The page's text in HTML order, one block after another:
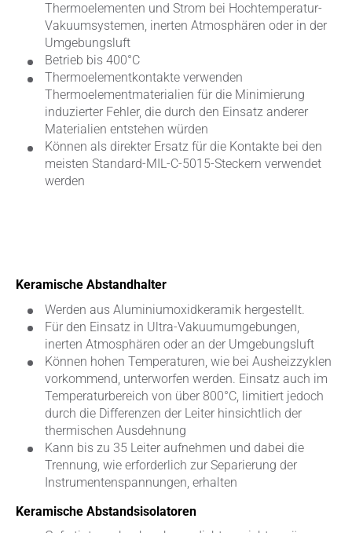
Thermoelementen und Strom bei Hochtemperatur-
Vakuumsystemen, inerten Atmosphären oder in der
Umgebungsluft
Betrieb bis 400°C
Thermoelementkontakte verwenden
Thermoelementmaterialien für die Minimierung
induzierter Fehler, die durch den Einsatz anderer
Materialien entstehen würden
Können als direkter Ersatz für die Kontakte bei den
meisten Standard-MIL-C-5015-Steckern verwendet
werden
Keramische Abstandhalter
Werden aus Aluminiumoxidkeramik hergestellt.
Für den Einsatz in Ultra-Vakuumumgebungen,
inerten Atmosphären oder an der Umgebungsluft
Können hohen Temperaturen, wie bei Ausheizzyklen
vorkommend, unterworfen werden. Einsatz auch im
Temperaturbereich von über 800°C, limitiert jedoch
durch die Differenzen der Leiter hinsichtlich der
thermischen Ausdehnung
Kann bis zu 35 Leiter aufnehmen und dabei die
Trennung, wie erforderlich zur Separierung der
Instrumentenspannungen, erhalten
Keramische Abstandsisolatoren